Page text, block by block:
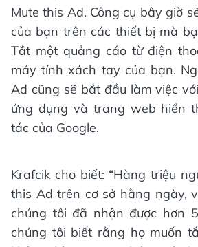
Mute this Ad. Công cụ bây giờ
của bạn trên các thiết bị mà
Tắt một quảng cáo từ điện
máy tính xách tay của bạn.
Ad cũng sẽ bắt đầu làm việc
ứng dụng và trang web hiển
tác của Google.
Krafcik cho biết: “Hàng triệu
this Ad trên cơ sở hằng ngày,
chúng tôi đã nhận được hơn
chúng tôi biết rằng họ muốn